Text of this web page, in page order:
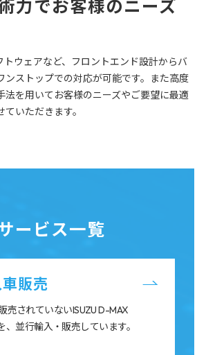
力でお客様のニーズ
トウェアなど、フロントエンド設計からバ
ストップでの対応が可能です。
また高度
法を用いてお客様のニーズやご要望に最適
いただきます。
ービス一覧
販売
売されていないISUZU D-MAX
、並行輸入・販売しています。